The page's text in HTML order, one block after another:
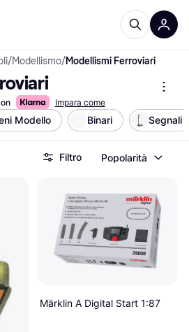
/Modellismo/Modellismi Ferroviari
Impara come
Modello Binari Segnali
Filtro Popolarità
Märklin A Digital Start 1:87